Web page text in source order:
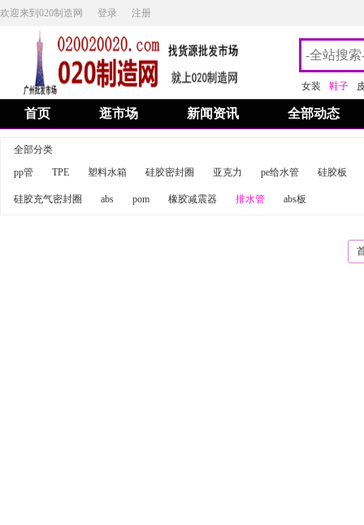
欢迎来到020制造网 登录 注册
女装 鞋子
首页 逛市场 新闻资讯 全部动态
全部分类
pp管
TPE 塑料水箱 硅胶密封圈 亚克力 pe给水管 硅胶板
硅胶充气密封圈 abs pom 橡胶减震器 排水管 abs板